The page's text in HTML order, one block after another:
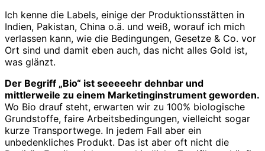
Ich kenne die Labels, einige der Produktionsstätten in
Indien, Pakistan, China o.ä. und weiß, worauf ich mich
verlassen kann, wie die Bedingungen, Gesetze & Co. vor
Ort sind und damit eben auch, das nicht alles Gold ist,
was glänzt.
Der Begriff „Bio“ ist seeeeehr dehnbar und
mittlerweile zu einem Marketinginstrument geworden.
Wo Bio drauf steht, erwarten wir zu 100% biologische
Grundstoffe, faire Arbeitsbedingungen, vielleicht sogar
kurze Transportwege. In jedem Fall aber ein
unbedenkliches Produkt. Das ist aber oft nicht die